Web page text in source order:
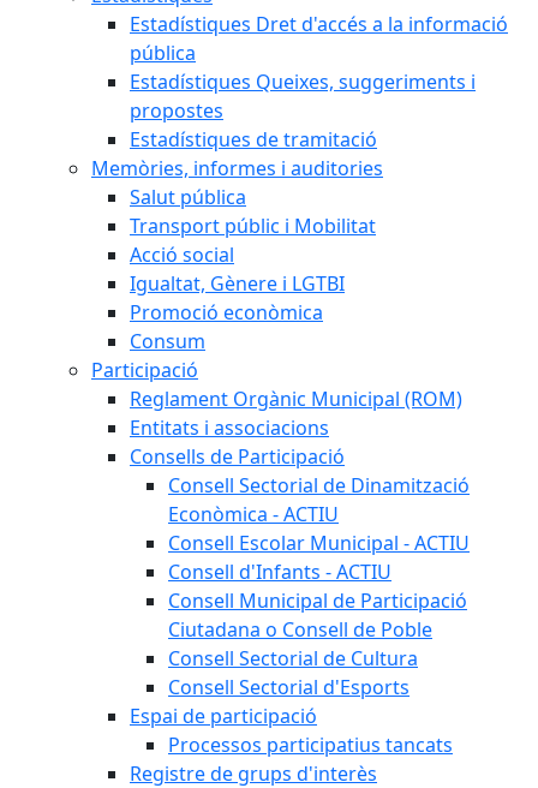
Estadístiques Dret d'accés a la informació
pública
Estadístiques Queixes, suggeriments i
propostes
Estadístiques de tramitació
Memòries, informes i auditories
Salut pública
Transport públic i Mobilitat
Acció social
Igualtat, Gènere i LGTBI
Promoció econòmica
Consum
Participació
Reglament Orgànic Municipal (ROM)
Entitats i associacions
Consells de Participació
Consell Sectorial de Dinamització
Econòmica - ACTIU
Consell Escolar Municipal - ACTIU
Consell d'Infants - ACTIU
Consell Municipal de Participació
Ciutadana o Consell de Poble
Consell Sectorial de Cultura
Consell Sectorial d'Esports
Espai de participació
Processos participatius tancats
Registre de grups d'interès